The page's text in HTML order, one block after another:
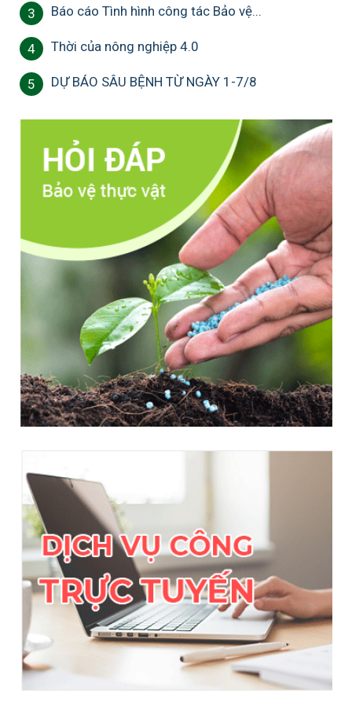
3 Báo cáo Tình hình công tác Bảo vệ...
4 Thời của nông nghiệp 4.0
5 DỰ BÁO SÂU BỆNH TỪ NGÀY 1-7/8